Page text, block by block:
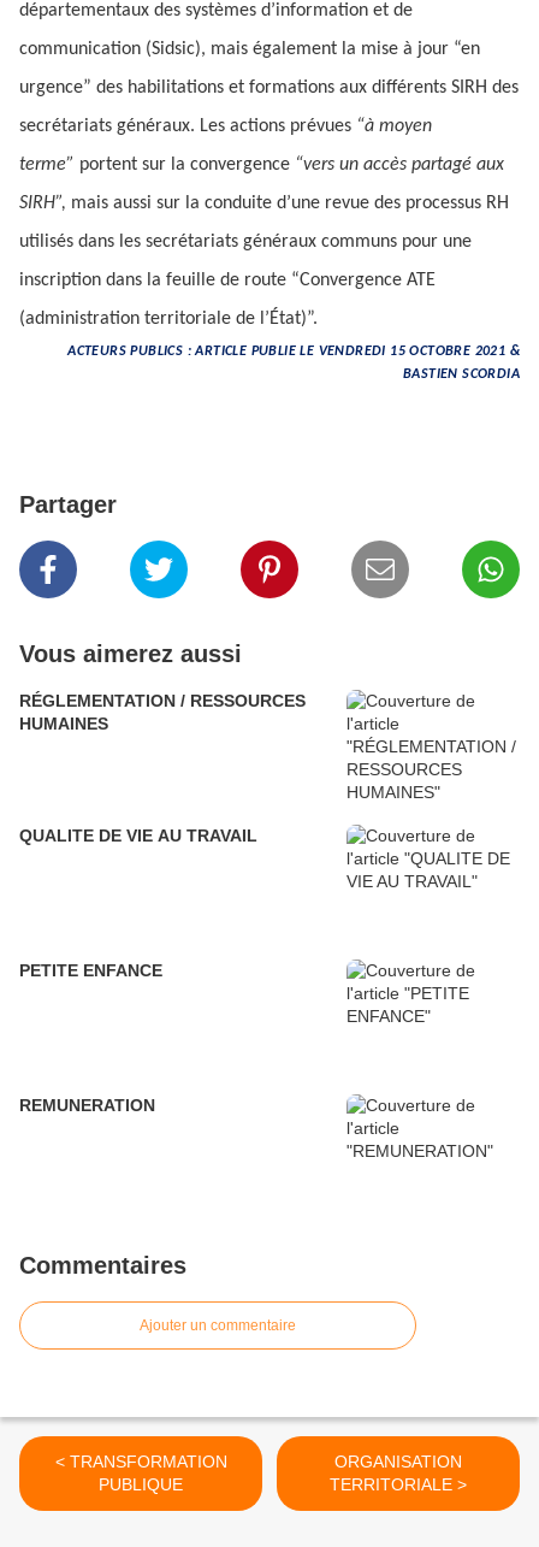
départementaux des systèmes d’information et de
communication (Sidsic), mais également la mise à jour “en
urgence” des habilitations et formations aux différents SIRH des
secrétariats généraux. Les actions prévues “à moyen
terme” portent sur la convergence “vers un accès partagé aux
SIRH”, mais aussi sur la conduite d’une revue des processus RH
utilisés dans les secrétariats généraux communs pour une
inscription dans la feuille de route “Convergence ATE
(administration territoriale de l’État)”.
ACTEURS PUBLICS : ARTICLE PUBLIE LE VENDREDI 15 OCTOBRE 2021 &
BASTIEN SCORDIA
Partager
Vous aimerez aussi
RÉGLEMENTATION / RESSOURCES
HUMAINES
QUALITE DE VIE AU TRAVAIL
PETITE ENFANCE
REMUNERATION
Commentaires
Ajouter un commentaire
< TRANSFORMATION
PUBLIQUE
ORGANISATION
TERRITORIALE >